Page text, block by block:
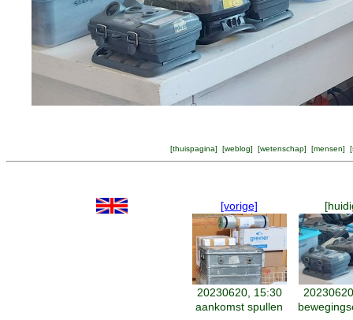
[thuispagina] [weblog] [wetenschap] [mensen] [
[vorige]
20230620, 15:30
aankomst spullen